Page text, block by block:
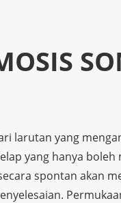
larutan yang
yang hanya boleh
spontan akan